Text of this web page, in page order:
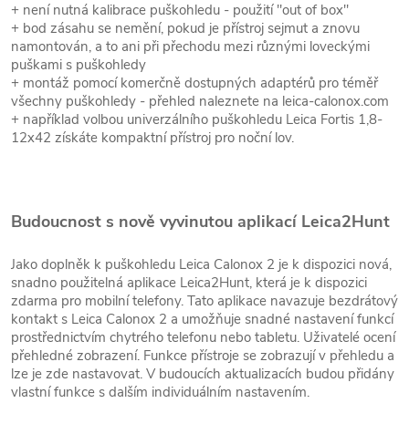
+ není nutná kalibrace puškohledu - použití "out of box"
+ bod zásahu se nemění, pokud je přístroj sejmut a znovu
namontován, a to ani při přechodu mezi různými loveckými
puškami s puškohledy
+ montáž pomocí komerčně dostupných adaptérů pro téměř
všechny puškohledy - přehled naleznete na leica-calonox.com
+ například volbou univerzálního puškohledu Leica Fortis 1,8-
12x42 získáte kompaktní přístroj pro noční lov.
Budoucnost s nově vyvinutou aplikací Leica2Hunt
Jako doplněk k puškohledu Leica Calonox 2 je k dispozici nová,
snadno použitelná aplikace Leica2Hunt, která je k dispozici
zdarma pro mobilní telefony. Tato aplikace navazuje bezdrátový
kontakt s Leica Calonox 2 a umožňuje snadné nastavení funkcí
prostřednictvím chytrého telefonu nebo tabletu. Uživatelé ocení
přehledné zobrazení. Funkce přístroje se zobrazují v přehledu a
lze je zde nastavovat. V budoucích aktualizacích budou přidány
vlastní funkce s dalším individuálním nastavením.